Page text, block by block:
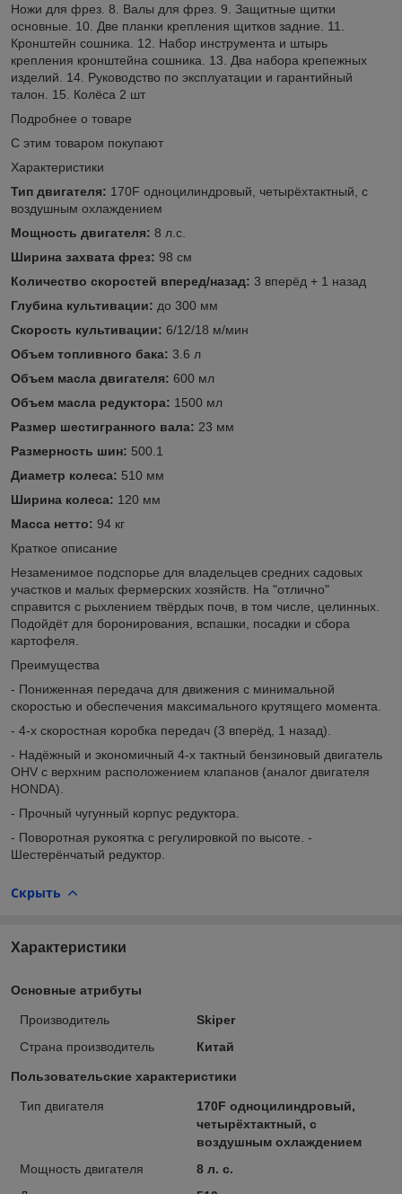
Ножи для фрез. 8. Валы для фрез. 9. Защитные щитки
основные. 10. Две планки крепления щитков задние. 11.
Кронштейн сошника. 12. Набор инструмента и штырь
крепления кронштейна сошника. 13. Два набора крепежных
изделий. 14. Руководство по эксплуатации и гарантийный
талон. 15. Колёса 2 шт
Подробнее о товаре
C этим товаром покупают
Характеристики
Тип двигателя: 170F одноцилиндровый, четырёхтактный, с
воздушным охлаждением
Мощность двигателя: 8 л.с.
Ширина захвата фрез: 98 см
Количество скоростей вперед/назад: 3 вперёд + 1 назад
Глубина культивации: до 300 мм
Скорость культивации: 6/12/18 м/мин
Объем топливного бака: 3.6 л
Объем масла двигателя: 600 мл
Объем масла редуктора: 1500 мл
Размер шестигранного вала: 23 мм
Размерность шин: 500.1
Диаметр колеса: 510 мм
Ширина колеса: 120 мм
Масса нетто: 94 кг
Краткое описание
Незаменимое подспорье для владельцев средних садовых
участков и малых фермерских хозяйств. На "отлично"
справится с рыхлением твёрдых почв, в том числе, целинных.
Подойдёт для боронирования, вспашки, посадки и сбора
картофеля.
Преимущества
- Пониженная передача для движения с минимальной
скоростью и обеспечения максимального крутящего момента.
- 4-х скоростная коробка передач (3 вперёд, 1 назад).
- Надёжный и экономичный 4-х тактный бензиновый двигатель
OHV с верхним расположением клапанов (аналог двигателя
HONDA).
- Прочный чугунный корпус редуктора.
- Поворотная рукоятка с регулировкой по высоте. -
Шестерёнчатый редуктор.
Скрыть
Характеристики
Основные атрибуты
Производитель
Skiper
Страна производитель
Китай
Пользовательские характеристики
Тип двигателя
170F одноцилиндровый,
четырёхтактный, с
воздушным охлаждением
Мощность двигателя
8 л. с.